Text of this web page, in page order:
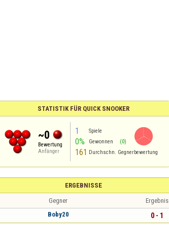
STATISTIK FÜR QUICK SNOOKER
~0
Bewertung
Anfänger
1 Spiele
0% Gewonnen (0)
161 Durchschn. Gegnerbewertung
ERGEBNISSE
Gegner Ergebnis
Boby20 0 - 1